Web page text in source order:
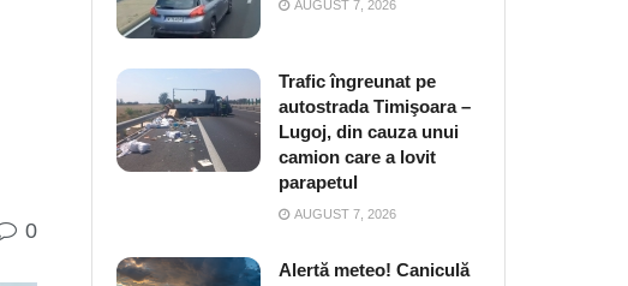
0
AUGUST 7, 2026
Trafic îngreunat pe
autostrada Timişoara –
Lugoj, din cauza unui
camion care a lovit
parapetul
AUGUST 7, 2026
Alertă meteo! Caniculă